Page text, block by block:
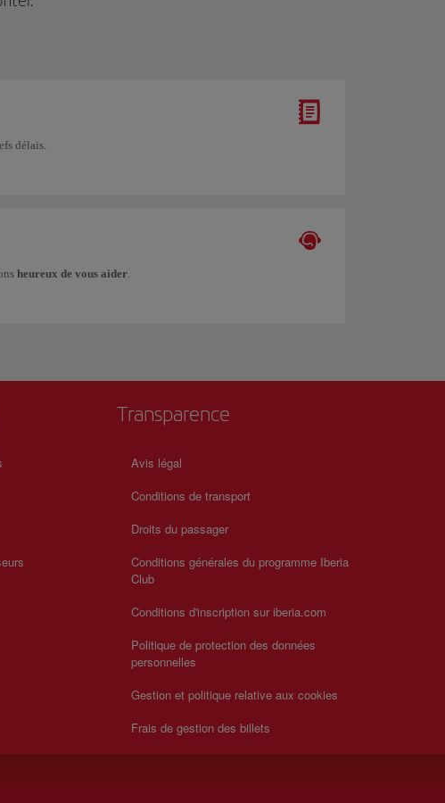
délais.
heureux de vous aider.
Transparence
Avis légal
Conditions de transport
Droits du passager
Conditions générales du programme Iberia
Club
Conditions d'inscription sur iberia.com
Politique de protection des données
personnelles
Gestion et politique relative aux cookies
Frais de gestion des billets